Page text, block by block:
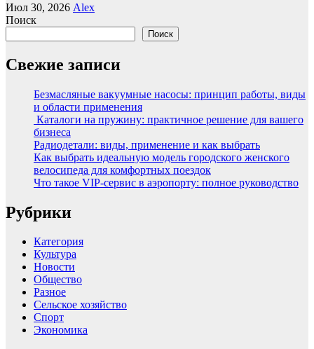
Июл 30, 2026 Alex
Поиск
Поиск
Свежие записи
Безмасляные вакуумные насосы: принцип работы, виды
и области применения
Каталоги на пружину: практичное решение для вашего
бизнеса
Радиодетали: виды, применение и как выбрать
Как выбрать идеальную модель городского женского
велосипеда для комфортных поездок
Что такое VIP-сервис в аэропорту: полное руководство
Рубрики
Категория
Культура
Новости
Общество
Разное
Сельское хозяйство
Спорт
Экономика